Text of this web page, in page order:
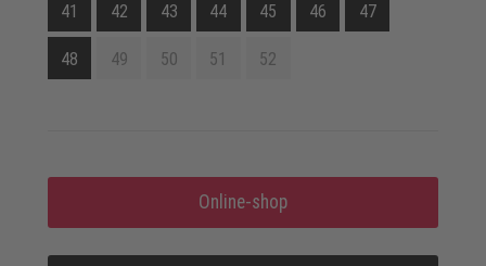
41 42 43 44 45 46 47
48 49 50 51 52
Online-shop